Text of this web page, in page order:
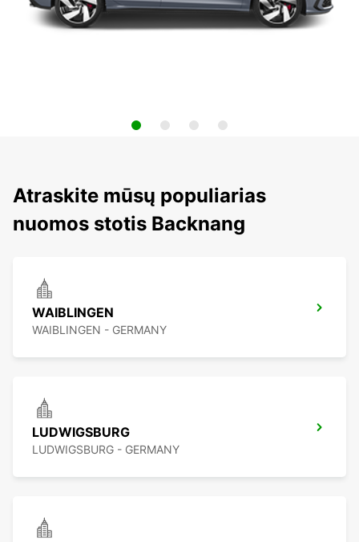
Atraskite mūsų populiarias
nuomos stotis Backnang
WAIBLINGEN
WAIBLINGEN - GERMANY
LUDWIGSBURG
LUDWIGSBURG - GERMANY